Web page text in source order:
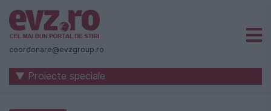
Știri
naționale
internaționale
coordonare@evzgroup.ro
▼ Proiecte speciale